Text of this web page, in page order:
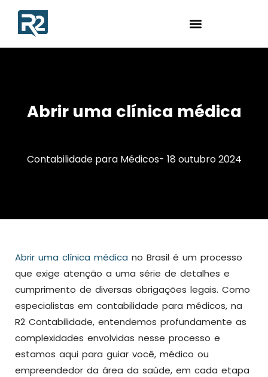
Abrir uma clínica médica
Contabilidade para Médicos- 18 outubro 2024
Abrir uma clínica médica no Brasil é um processo
que exige atenção a uma série de detalhes e
cumprimento de diversas obrigações legais. Como
especialistas em contabilidade para médicos, na
R2 Contabilidade, entendemos profundamente as
complexidades envolvidas nesse processo e
estamos aqui para guiar você, médico ou
empreendedor da área da saúde, em cada etapa